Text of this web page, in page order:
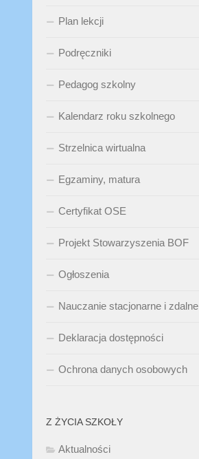
Plan lekcji
Podręczniki
Pedagog szkolny
Kalendarz roku szkolnego
Strzelnica wirtualna
Egzaminy, matura
Certyfikat OSE
Projekt Stowarzyszenia BOF
Ogłoszenia
Nauczanie stacjonarne i zdalne
Deklaracja dostępności
Ochrona danych osobowych
Z ŻYCIA SZKOŁY
Aktualności